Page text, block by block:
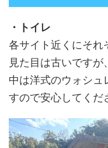
・トイレ
各サイト近くにそれ
見た目は古いですが、
中は洋式のウォシュ
すので安心してくだ